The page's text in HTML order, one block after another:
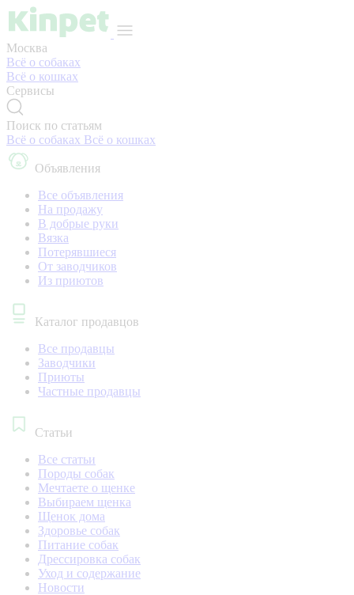
Москва
Всё о собаках
Всё о кошках
Сервисы
Поиск по статьям
Всё о собаках Всё о кошках
Объявления
Все объявления
На продажу
В добрые руки
Вязка
Потерявшиеся
От заводчиков
Из приютов
Каталог продавцов
Все продавцы
Заводчики
Приюты
Частные продавцы
Статьи
Все статьи
Породы собак
Мечтаете о щенке
Выбираем щенка
Щенок дома
Здоровье собак
Питание собак
Дрессировка собак
Уход и содержание
Новости